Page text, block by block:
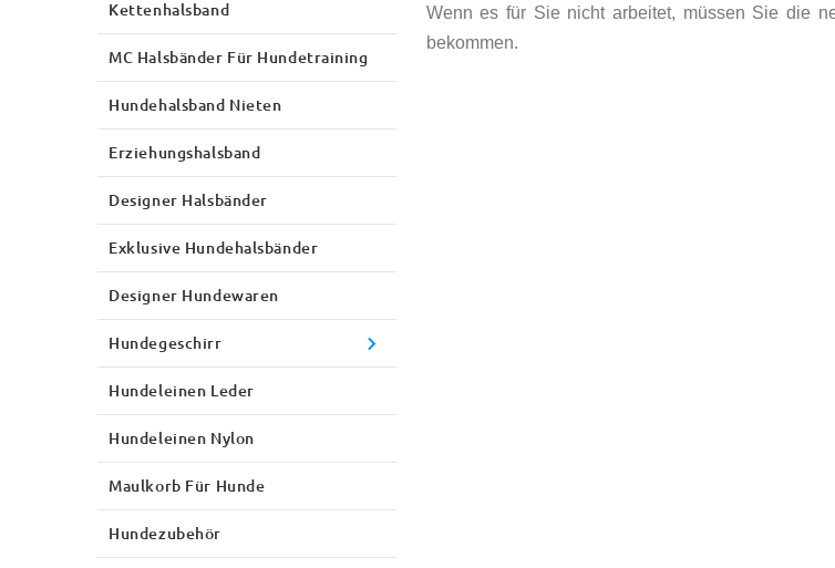
Wenn es für Sie nicht arbeitet, müssen Sie die
bekommen.
Kettenhalsband
MC Halsbänder Für Hundetraining
Hundehalsband Nieten
Erziehungshalsband
Designer Halsbänder
Exklusive Hundehalsbänder
Designer Hundewaren
Hundegeschirr
Hundeleinen Leder
Hundeleinen Nylon
Maulkorb Für Hunde
Hundezubehör